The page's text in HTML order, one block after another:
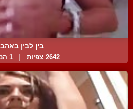
בין לבין
2642 צפיות 1 המלצות